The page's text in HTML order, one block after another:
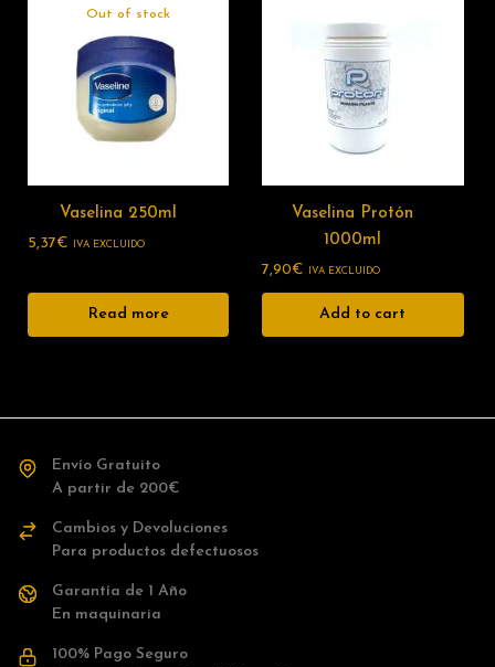
Out of stock
Vaselina 250ml
5,37€ IVA EXCLUIDO
Read more
Vaselina Protón
1000ml
7,90€ IVA EXCLUIDO
Add to cart
Envío Gratuito
A partir de 200€
Cambios y Devoluciones
Para productos defectuosos
Garantía de 1 Año
En maquinaria
100% Pago Seguro